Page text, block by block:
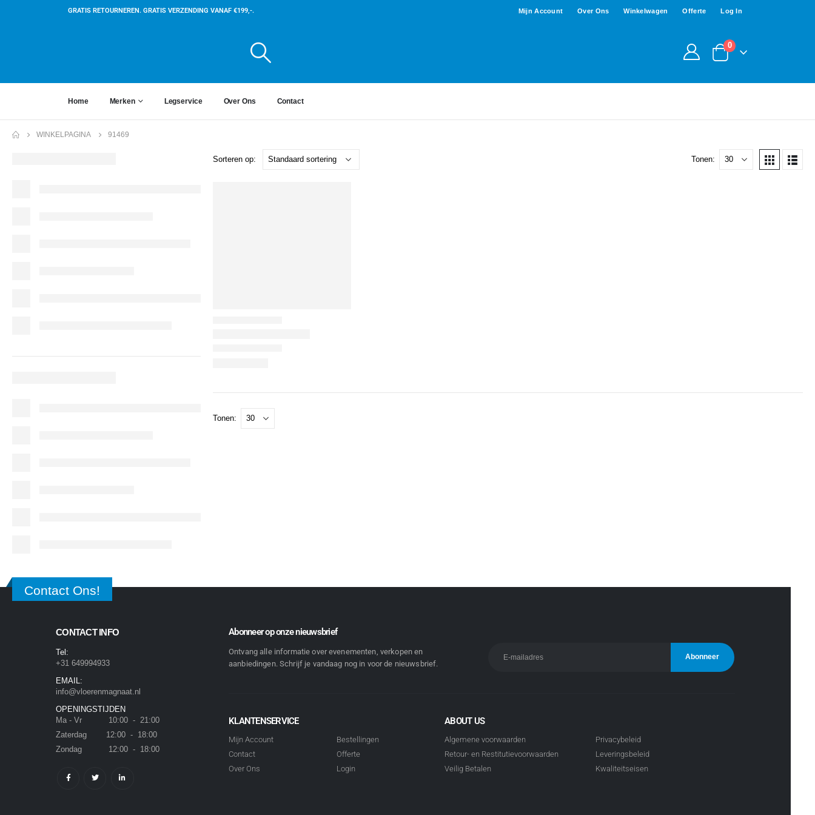
GRATIS RETOURNEREN. GRATIS VERZENDING VANAF €199,-. Mijn Account Over Ons Winkelwagen Offerte Log In
0
Home Merken Legservice Over Ons Contact
WINKELPAGINA 91469
Sorteren op: Tonen:
Tonen:
Contact Ons!
CONTACT INFO
Tel:
+31 649994933
EMAIL:
info@vloerenmagnaat.nl
OPENINGSTIJDEN
Ma - Vr 10:00 - 21:00
Zaterdag 12:00 - 18:00
Zondag 12:00 - 18:00
Abonneer op onze nieuwsbrief
Ontvang alle informatie over evenementen, verkopen en
aanbiedingen. Schrijf je vandaag nog in voor de nieuwsbrief.
KLANTENSERVICE
Mijn Account
Contact
Over Ons
Bestellingen
Offerte
Login
ABOUT US
Algemene voorwaarden
Retour- en Restitutievoorwaarden
Veilig Betalen
Privacybeleid
Leveringsbeleid
Kwaliteitseisen